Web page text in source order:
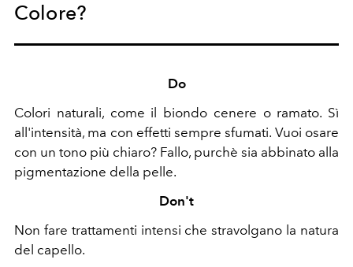
Colore?
Do
Colori naturali, come il biondo cenere o ramato. Sì
all'intensità, ma con effetti sempre sfumati. Vuoi osare
con un tono più chiaro? Fallo, purchè sia abbinato alla
pigmentazione della pelle.
Don't
Non fare trattamenti intensi che stravolgano la natura
del capello.